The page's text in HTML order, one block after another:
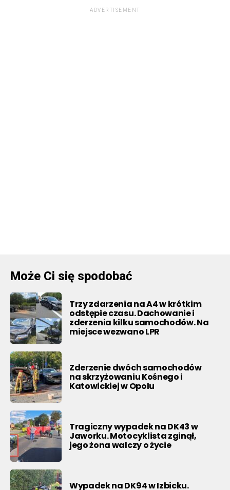
ADVERTISEMENT
Może Ci się spodobać
Trzy zdarzenia na A4 w krótkim
odstępie czasu. Dachowanie i
zderzenia kilku samochodów. Na
miejsce wezwano LPR
Zderzenie dwóch samochodów
na skrzyżowaniu Kośnego i
Katowickiej w Opolu
Tragiczny wypadek na DK43 w
Jaworku. Motocyklista zginął,
jego żona walczy o życie
Wypadek na DK94 w Izbicku.